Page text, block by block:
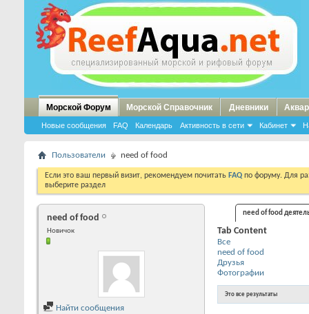
Морской Форум
Новые сообщения FAQ Календарь Активность в сети Кабинет
Морской Справочник Дневники
Пользователи need of food
Если это ваш первый визит, рекомендуем почитать FAQ по форуму. Для
выберите раздел
need of food
Новичок
Найти сообщения
need of food
Tab Content
Все
need of food
Друзья
Фотографии
Это все результаты